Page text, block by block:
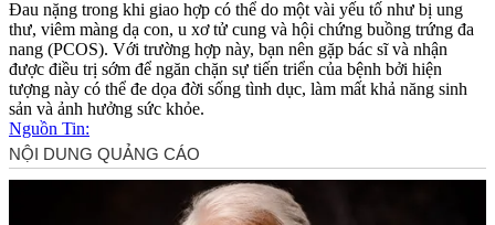
Đau nặng trong khi giao hợp có thể do một vài yếu tố như bị ung
thư, viêm màng dạ con, u xơ tử cung và hội chứng buồng trứng đa
nang (PCOS). Với trường hợp này, bạn nên gặp bác sĩ và nhận
được điều trị sớm để ngăn chặn sự tiến triển của bệnh bởi hiện
tượng này có thể đe dọa đời sống tìn‌ּh dụ‌ּc, làm mất khả năng sinh
sản và ảnh hưởng sức khỏe.
Nguồn Tin: